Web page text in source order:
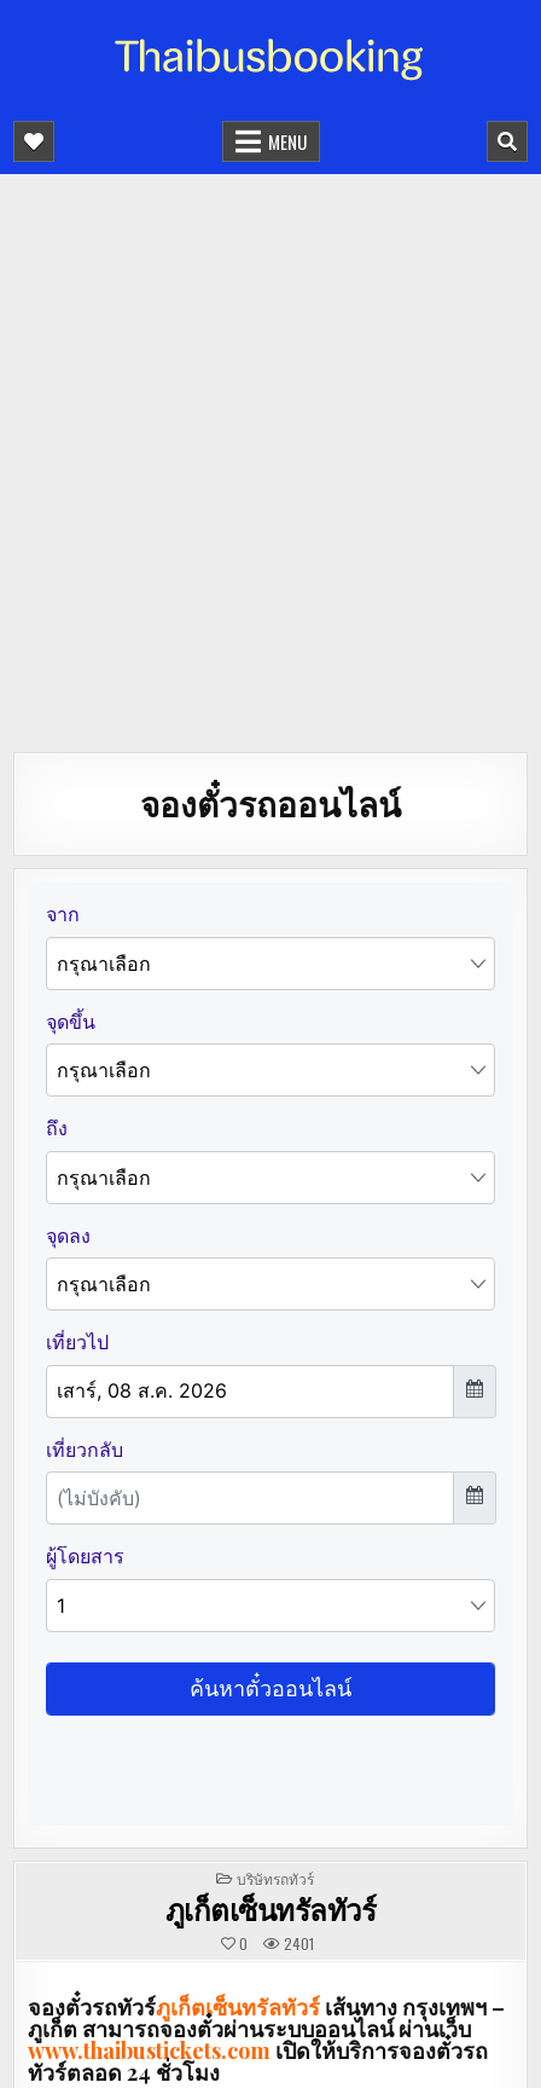
จองตั๋วรถออนไลน์ 24 ชั่วโมง
MENU
จองตั๋วรถออนไลน์
POSTED
IN
บริษัทรถทัวร์
ภูเก็ตเซ็นทรัลทัวร์
0 2401
จองตั๋วรถทัวร์ภูเก็ตเซ็นทรัลทัวร์ เส้นทาง กรุงเทพฯ –
ภูเก็ต สามารถจองตั๋วผ่านระบบออนไลน์ ผ่านเว็บ
www.thaibustickets.com เปิดให้บริการจองตั๋วรถ
ทัวร์ตลอด 24 ชั่วโมง